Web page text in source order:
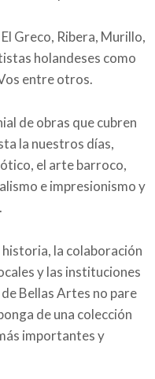
Greco, Ribera, Murillo,
holandeses como
entre otros.
de obras que cubren
la nuestros días,
el arte barroco,
e impresionismo y
la colaboración
y las instituciones
Bellas Artes no pare
de una colección
importantes y